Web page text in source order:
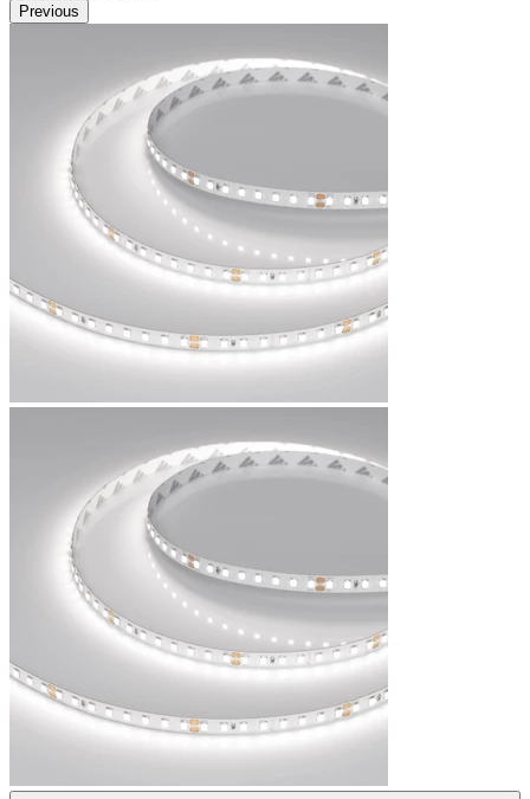
Previous